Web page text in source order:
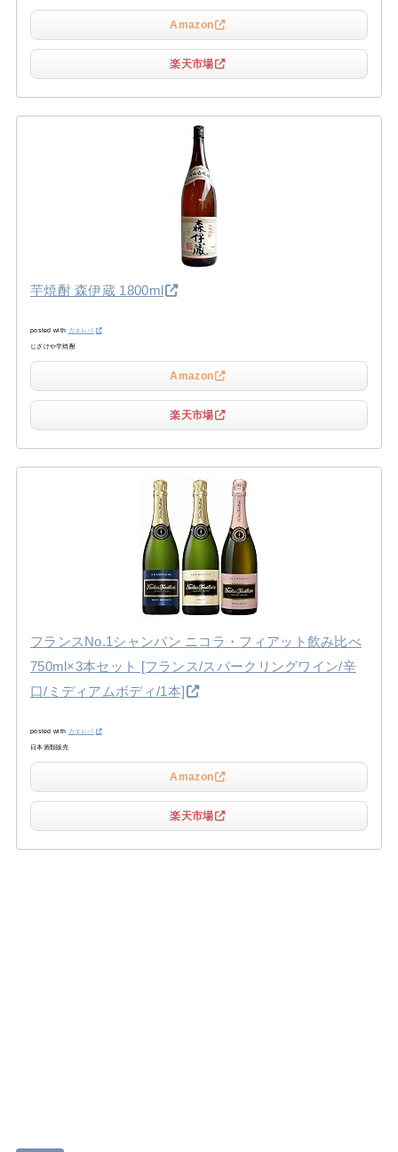
Amazon
楽天市場
芋焼酎 森伊蔵 1800ml
posted with カエレバ
じざけや芋焼酎
Amazon
楽天市場
フランスNo.1シャンパン ニコラ・フィアット飲み比べ
750ml×3本セット [フランス/スパークリングワイン/辛
口/ミディアムボディ/1本]
posted with カエレバ
日本酒類販売
Amazon
楽天市場